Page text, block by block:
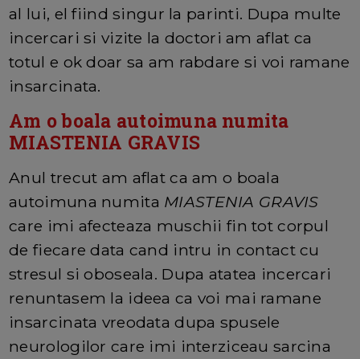
al lui, el fiind singur la parinti. Dupa multe
incercari si vizite la doctori am aflat ca
totul e ok doar sa am rabdare si voi ramane
insarcinata.
Am o boala autoimuna numita
MIASTENIA GRAVIS
Anul trecut am aflat ca am o boala
autoimuna numita MIASTENIA GRAVIS
care imi afecteaza muschii fin tot corpul
de fiecare data cand intru in contact cu
stresul si oboseala. Dupa atatea incercari
renuntasem la ideea ca voi mai ramane
insarcinata vreodata dupa spusele
neurologilor care imi interziceau sarcina